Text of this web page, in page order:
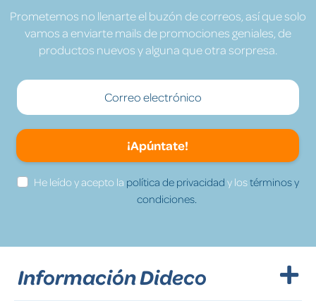
Prometemos no llenarte el buzón de correos, así que solo
vamos a enviarte mails de promociones geniales, de
productos nuevos y alguna que otra sorpresa.
¡Apúntate!
He leído y acepto la política de privacidad y lostérminos y
condiciones.
Información Dideco